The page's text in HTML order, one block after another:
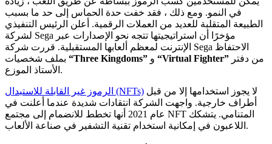
في النمو. ومع ذلك ، فقد خفت حدة الحماس إلى حد ما بسبب
الطبيعة المتقلبة للعديد من العملات الرقمية. أعلن الرئيس التنفيذي
لشركة Sega مؤخرًا أن استراتيجيتها تتجه نحو الإصدارات عبر
الإنترنت لمعظم ألعابها المستقبلية. قررت شركة Sega الاحتفاظ
بملف “Three Kingdoms” و “Virtual Fighter” من دفتر
الأستاذ الموزع.
الرموز غير القابلة للاستبدال (NFTs)
أطراف خارجية. واجهت الشركة انتقادات شديدة عندما أعلنت في
عام 2021 أنها تخطط للانضمام إلى مجتمع NFT المتنامي. يتشكك
اللاعبون في إمكانية استخدام تقنية التشفير في صناعة الألعاب.